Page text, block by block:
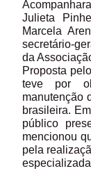
Julieta
Marcela
secretário-
da
Proposta
teve por
manutenção
brasileira.
público
mencionou
pela